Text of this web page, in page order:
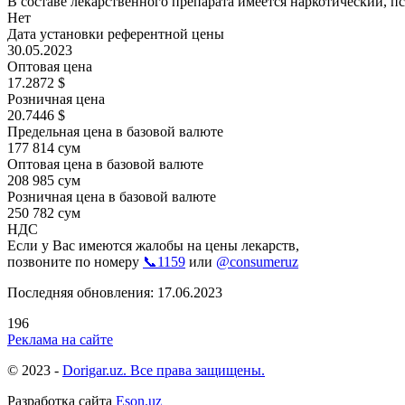
Нет
Дата установки референтной цены
30.05.2023
Оптовая цена
17.2872 $
Розничная цена
20.7446 $
Предельная цена в базовой валюте
177 814 сум
Оптовая цена в базовой валюте
208 985 сум
Розничная цена в базовой валюте
250 782 сум
НДС
Если у Вас имеются жалобы на цены лекарств,
позвоните по номеру 📞1159 или @consumeruz
Последняя обновления: 17.06.2023
196
Реклама на сайте
© 2023 - Dorigar.uz. Все права защищены.
Разработка сайта Eson.uz